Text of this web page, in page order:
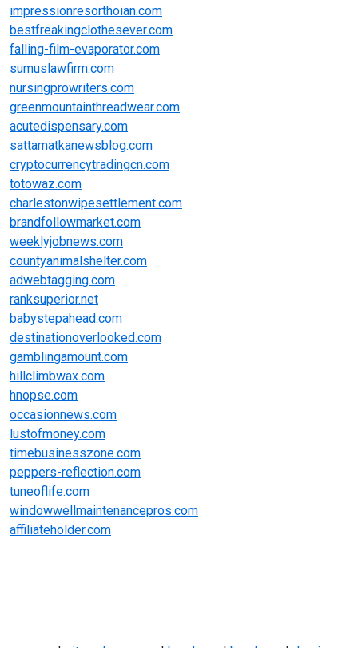
impressionresorthoian.com
bestfreakingclothesever.com
falling-film-evaporator.com
sumuslawfirm.com
nursingprowriters.com
greenmountainthreadwear.com
acutedispensary.com
sattamatkanewsblog.com
cryptocurrencytradingcn.com
totowaz.com
charlestonwipesettlement.com
brandfollowmarket.com
weeklyjobnews.com
countyanimalshelter.com
adwebtagging.com
ranksuperior.net
babystepahead.com
destinationoverlooked.com
gamblingamount.com
hillclimbwax.com
hnopse.com
occasionnews.com
lustofmoney.com
timebusinesszone.com
peppers-reflection.com
tuneoflife.com
windowwellmaintenancepros.com
affiliateholder.com